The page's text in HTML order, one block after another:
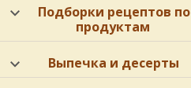
Подборки рецептов по
продуктам
Выпечка и десерты